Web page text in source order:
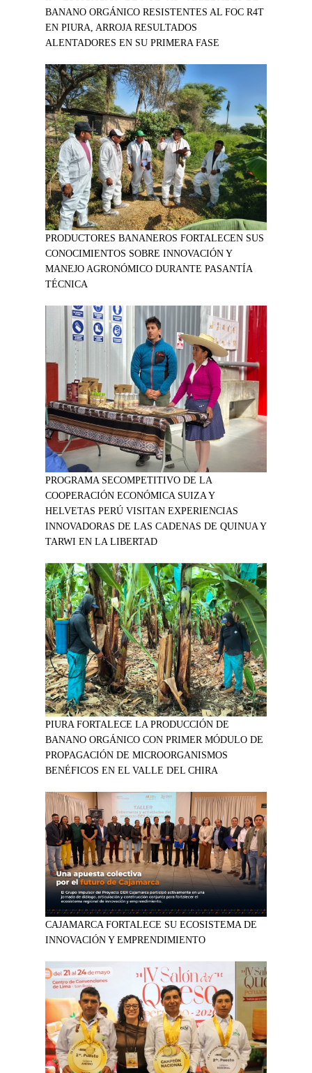
BANANO ORGÁNICO RESISTENTES AL FOC R4T
EN PIURA, ARROJA RESULTADOS
ALENTADORES EN SU PRIMERA FASE
PRODUCTORES BANANEROS FORTALECEN SUS
CONOCIMIENTOS SOBRE INNOVACIÓN Y
MANEJO AGRONÓMICO DURANTE PASANTÍA
TÉCNICA
PROGRAMA SECOMPETITIVO DE LA
COOPERACIÓN ECONÓMICA SUIZA Y
HELVETAS PERÚ VISITAN EXPERIENCIAS
INNOVADORAS DE LAS CADENAS DE QUINUA Y
TARWI EN LA LIBERTAD
PIURA FORTALECE LA PRODUCCIÓN DE
BANANO ORGÁNICO CON PRIMER MÓDULO DE
PROPAGACIÓN DE MICROORGANISMOS
BENÉFICOS EN EL VALLE DEL CHIRA
CAJAMARCA FORTALECE SU ECOSISTEMA DE
INNOVACIÓN Y EMPRENDIMIENTO